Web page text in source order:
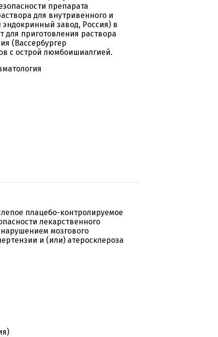
препарата
для внутривенного и
завод, Россия) в
приготовления раствора
(Вассербургер
с острой люмбоишиалгией.
плацебо-контролируемое
лекарственного
мозгового
и (или) атеросклероза